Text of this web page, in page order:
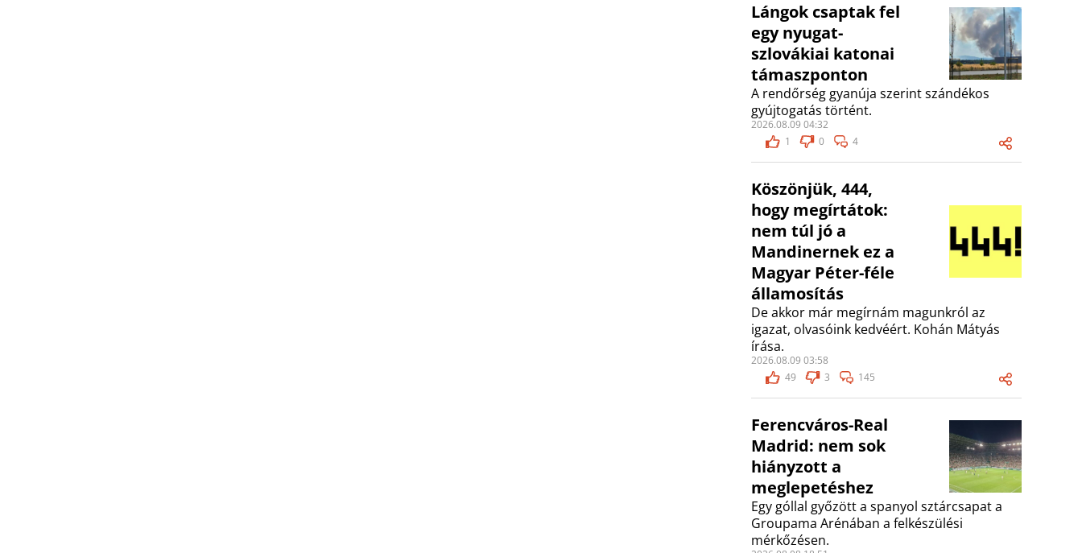
Lángok csaptak fel
egy nyugat-
szlovákiai katonai
támaszponton
A rendőrség gyanúja szerint szándékos
gyújtogatás történt.
2026.08.09 04:32
1
0 4
Köszönjük, 444,
hogy megírtátok:
nem túl jó a
Mandinernek ez a
Magyar Péter-féle
államosítás
De akkor már megírnám magunkról az
igazat, olvasóink kedvéért. Kohán Mátyás
írása.
2026.08.09 03:58
49
3 145
Ferencváros-Real
Madrid: nem sok
hiányzott a
meglepetéshez
Egy góllal győzött a spanyol sztárcsapat a
Groupama Arénában a felkészülési
mérkőzésen.